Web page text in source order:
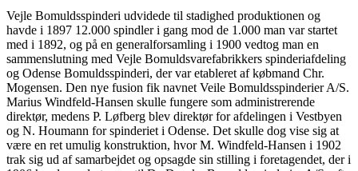
Vejle Bomuldsspinderi udvidede til stadighed produktionen og
havde i 1897 12.000 spindler i gang mod de 1.000 man var startet
med i 1892, og på en generalforsamling i 1900 vedtog man en
sammenslutning med Vejle Bomuldsvarefabrikkers spinderiafdeling
og Odense Bomuldsspinderi, der var etableret af købmand Chr.
Mogensen. Den nye fusion fik navnet Veile Bomuldsspinderier A/S.
Marius Windfeld-Hansen skulle fungere som administrerende
direktør, medens P. Løfberg blev direktør for afdelingen i Vestbyen
og N. Houmann for spinderiet i Odense. Det skulle dog vise sig at
være en ret umulig konstruktion, hvor M. Windfeld-Hansen i 1902
trak sig ud af samarbejdet og opsagde sin stilling i foretagendet, der i